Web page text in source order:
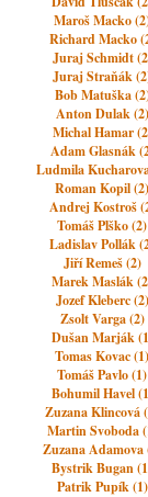
Maroš Macko
Richard Macko
Juraj Schmidt
Juraj Straňák
Bob Matuška
Anton Dulak (2)
Michal Hamar
Adam Glasnák
Ludmila
Roman Kopil (2)
Andrej Kostroš
Tomáš Plško (2)
Ladislav Pollák
Jiří Remeš (2)
Marek Maslák
Jozef Kleberc (2)
Zsolt Varga (2)
Dušan Marják
Tomas Kovac (1)
Tomáš Pavlo (1)
Bohumil Havel
Zuzana Klincová
Martin Svoboda
Zuzana Adamova
Bystrik Bugan
Patrik Pupík (1)